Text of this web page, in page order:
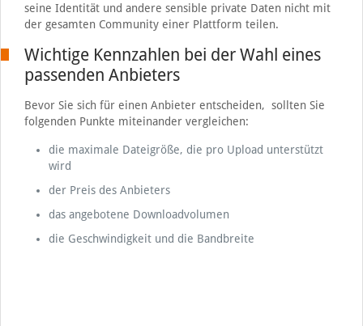
seine Identität und andere sensible private Daten nicht mit
der gesamten Community einer Plattform teilen.
Wichtige Kennzahlen bei der Wahl eines
passenden Anbieters
Bevor Sie sich für einen Anbieter entscheiden, sollten Sie
folgenden Punkte miteinander vergleichen:
die maximale Dateigröße, die pro Upload unterstützt
wird
der Preis des Anbieters
das angebotene Downloadvolumen
die Geschwindigkeit und die Bandbreite